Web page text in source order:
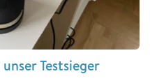
Testsieger